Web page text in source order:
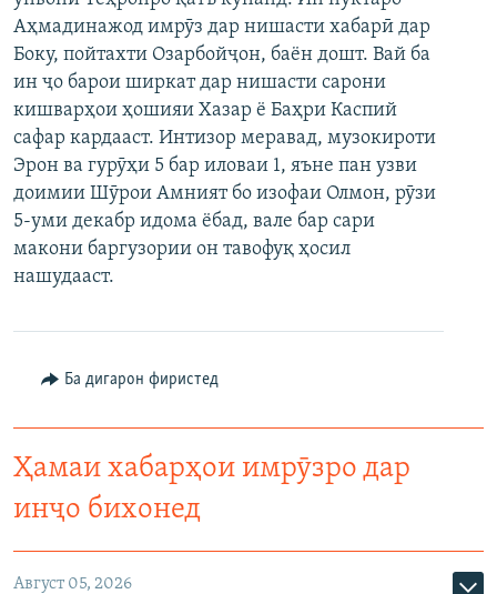
НИГОРИСТОН
ГУЗОРИШҲОИ РАДИОӢ
КИТОБҲОИ ОЗОДӢ
Русский
ПАЙГИРӢ КУНЕД
Ҳамаи сомонаҳои RFE/RL
Аҳмадинажод имрӯз дар нишасти хабарӣ дар
Боку, пойтахти Озарбойҷон, баён дошт. Вай ба
ин ҷо барои ширкат дар нишасти сарони
кишварҳои ҳошияи Хазар ё Баҳри Каспий
сафар кардааст. Интизор меравад, музокироти
Эрон ва гурӯҳи 5 бар иловаи 1, яъне пан узви
доимии Шӯрои Амният бо изофаи Олмон, рӯзи
5-уми декабр идома ёбад, вале бар сари
макони баргузории он тавофуқ ҳосил
нашудааст.
Ба дигарон фиристед
Ҳамаи хабарҳои имрӯзро дар
инҷо бихонед
Август 05, 2026